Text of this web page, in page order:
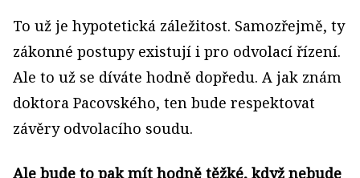
To už je hypotetická záležitost. Samozřejmě, ty
zákonné postupy existují i pro odvolací řízení.
Ale to už se díváte hodně dopředu. A jak znám
doktora Pacovského, ten bude respektovat
závěry odvolacího soudu.
Ale bude to pak mít hodně těžké, když nebude